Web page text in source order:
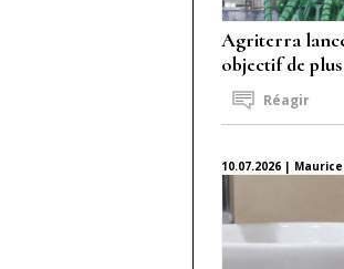
Agriterra lance
objectif de plus
Réagir
10.07.2026 | Maurice